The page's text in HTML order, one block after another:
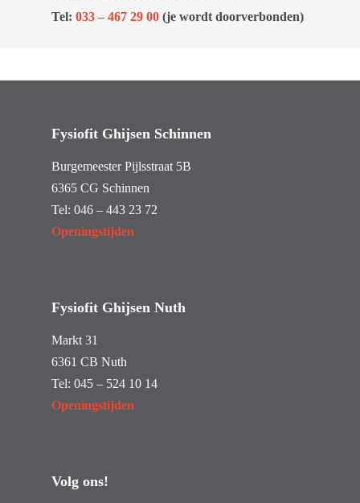
Tel:033 – 467 29 00 (je wordt doorverbonden)
Fysiofit Ghijsen Schinnen
Burgemeester Pijlsstraat 5B
6365 CG Schinnen
Tel: 046 – 443 23 72
Openingstijden
Fysiofit Ghijsen Nuth
Markt 31
6361 CB Nuth
Tel: 045 – 524 10 14
Openingstijden
Volg ons!